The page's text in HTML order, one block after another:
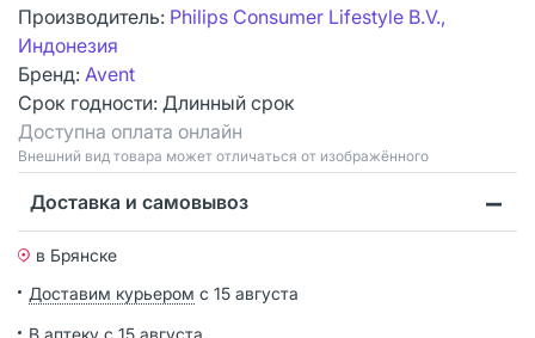
Производитель: Philips Consumer Lifestyle B.V.,
Индонезия
Бренд: Avent
Срок годности: Длинный срок
Доступна оплата онлайн
Bнешний вид товара может отличаться от изображённого
Доставка и самовывоз
в Брянске
Доставим курьером с 15 августа
В аптеку с 15 августа